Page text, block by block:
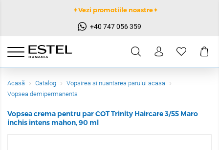
✦Vezi promotiile noastre✦
+40 747 056 359
Acasă Catalog
Vopsirea si nuantarea parului acasa
Vopsea demipermanenta
Vopsea crema pentru par COT Trinity Haircare 3/55 Maro
inchis intens mahon, 90 ml